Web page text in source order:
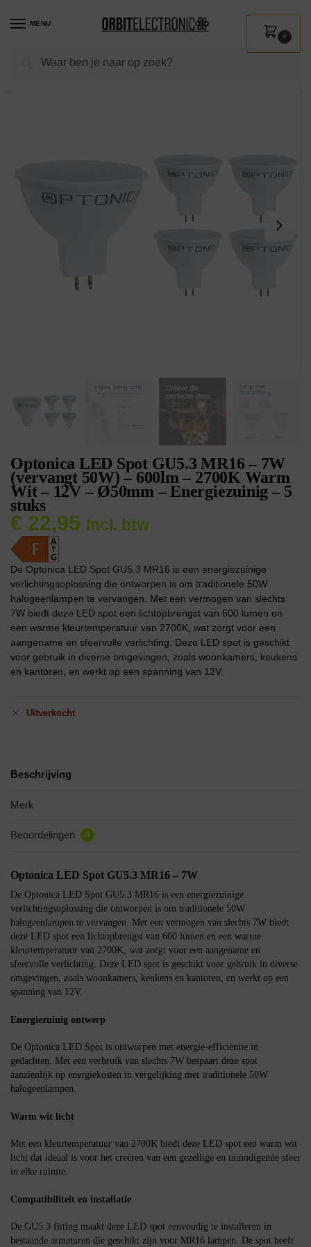
MENU
Zoeken
0
Shop / Verlichting / Lichtbronnen
Optonica LED Spot GU5.3 MR16 – 7W
(vervangt 50W) – 600lm – 2700K Warm
Wit – 12V – Ø50mm – Energiezuinig – 5
stuks
€ 22,95 Incl. btw
De Optonica LED Spot GU5.3 MR16 is een energiezuinige
verlichtingsoplossing die ontworpen is om traditionele 50W
halogeenlampen te vervangen. Met een vermogen van slechts
7W biedt deze LED spot een lichtopbrengst van 600 lumen en
een warme kleurtemperatuur van 2700K, wat zorgt voor een
aangename en sfeervolle verlichting. Deze LED spot is geschikt
voor gebruik in diverse omgevingen, zoals woonkamers, keukens
en kantoren, en werkt op een spanning van 12V.
Uitverkocht
Beschrijving
Merk
Beoordelingen 0
Optonica LED Spot GU5.3 MR16 – 7W
De Optonica LED Spot GU5.3 MR16 is een energiezuinige
verlichtingsoplossing die ontworpen is om traditionele 50W
halogeenlampen te vervangen. Met een vermogen van slechts 7W biedt
deze LED spot een lichtopbrengst van 600 lumen en een warme
kleurtemperatuur van 2700K, wat zorgt voor een aangename en
sfeervolle verlichting. Deze LED spot is geschikt voor gebruik in diverse
omgevingen, zoals woonkamers, keukens en kantoren, en werkt op een
spanning van 12V.
Energiezuinig ontwerp
De Optonica LED Spot is ontworpen met energie-efficiëntie in
gedachten. Met een verbruik van slechts 7W bespaart deze spot
aanzienlijk op energiekosten in vergelijking met traditionele 50W
halogeenlampen.
Warm wit licht
Met een kleurtemperatuur van 2700K biedt deze LED spot een warm wit
licht dat ideaal is voor het creëren van een gezellige en uitnodigende sfeer
in elke ruimte.
Compatibiliteit en installatie
De GU5.3 fitting maakt deze LED spot eenvoudig te installeren in
bestaande armaturen die geschikt zijn voor MR16 lampen. De spot heeft